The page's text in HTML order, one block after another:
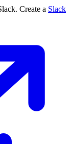
Create a Slack